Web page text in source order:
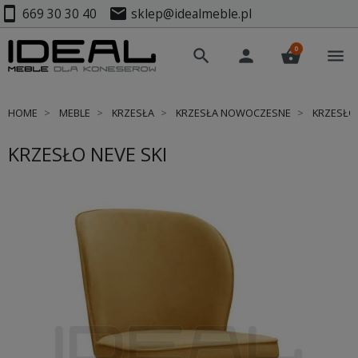
smartphone 669 30 30 40 mail sklep@idealmeble.pl
search person shopping_basket
0 menu
HOME MEBLE KRZESŁA KRZESŁA NOWOCZESNE
KRZESŁO NEVE SKI